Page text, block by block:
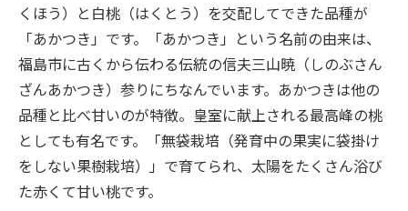
くほう）と白桃（はくとう）を交配してできた品種が
「あかつき」です。「あかつき」という名前の由来は、
福島市に古くから伝わる伝統の信夫三山暁（しのぶさん
ざんあかつき）参りにちなんでいます。あかつきは他の
品種と比べ甘いのが特徴。皇室に献上される最高峰の桃
としても有名です。「無袋栽培（発育中の果実に袋掛け
をしない果樹栽培）」で育てられ、太陽をたくさん浴び
た赤くて甘い桃です。